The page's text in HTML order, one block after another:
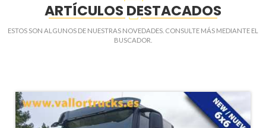
ARTÍCULOS DESTACADOS
ESTOS SON ALGUNOS DE NUESTRAS NOVEDADES. CONSULTE MÁS MEDIANTE EL
BUSCADOR.